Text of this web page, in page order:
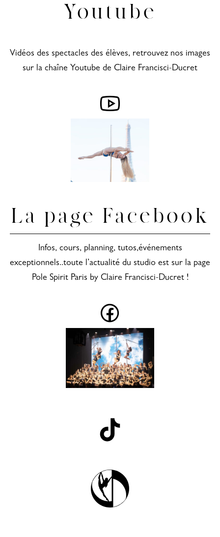
Youtube
Vidéos des spectacles des élèves, retrouvez nos images
sur la chaîne Youtube de Claire Francisci-Ducret
La page Facebook
Infos, cours, planning, tutos,événements
exceptionnels..toute l’actualité du studio est sur la page
Pole Spirit Paris by Claire Francisci-Ducret !